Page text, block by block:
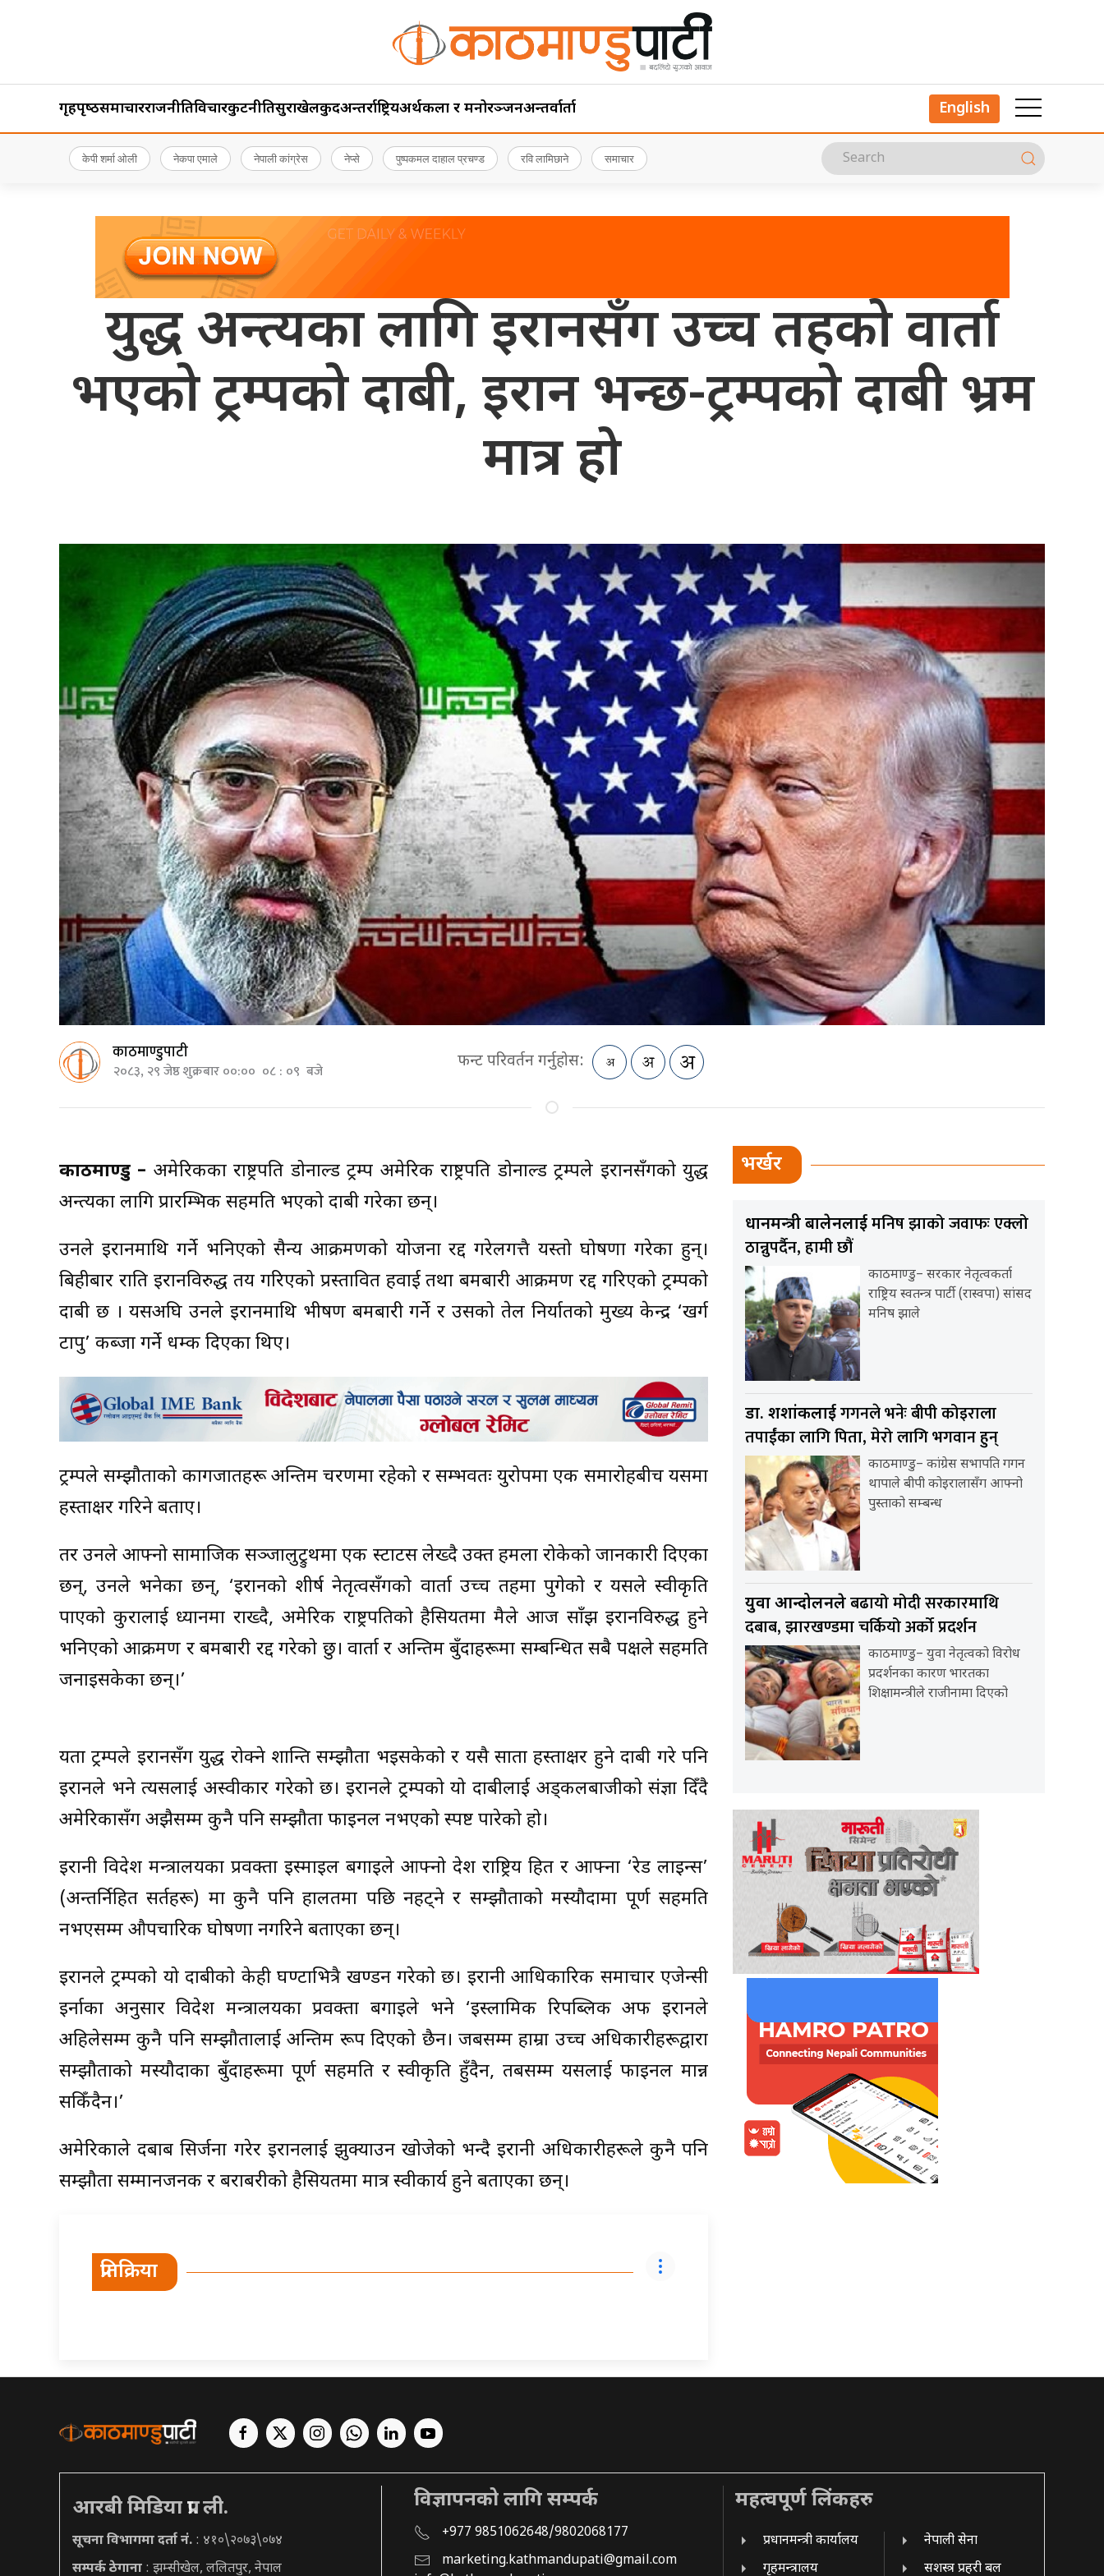
गृहपृष्‍ठसमाचारराजनीतिविचारकुटनीतिसुरक्षाखेलकुदअन्तर्राष्ट्रियअर्थकला र मनोरञ्जनअन्तर्वार्ता English
केपी शर्मा ओली नेकपा एमाले नेपाली कांग्रेस नेप्से पुष्पकमल दाहाल प्रचण्ड रवि लामिछाने समाचार
युद्ध अन्त्यका लागि इरानसँग उच्च तहको वार्ता
भएको ट्रम्पको दाबी, इरान भन्छ-ट्रम्पको दाबी भ्रम
मात्र हो
काठमाण्डुपाटी
२०८३, २९ जेष्ठ शुक्रबार ००:०० ०८ : ०९ बजे फन्ट परिवर्तन गर्नुहोस:
काठमाण्डु – अमेरिकका राष्ट्रपति डोनाल्ड ट्रम्प अमेरिकी राष्ट्रपति डोनाल्ड ट्रम्पले इरानसँगको युद्ध
अन्त्यका लागि प्रारम्भिक सहमति भएको दाबी गरेका छन्।
उनले इरानमाथि गर्ने भनिएको सैन्य आक्रमणको योजना रद्द गरेलगत्तै यस्तो घोषणा गरेका हुन्।
बिहीबार राति इरानविरुद्ध तय गरिएको प्रस्तावित हवाई तथा बमबारी आक्रमण रद्द गरिएको ट्रम्पको
दाबी छ । यसअघि उनले इरानमाथि भीषण बमबारी गर्ने र उसको तेल निर्यातको मुख्य केन्द्र ‘खर्ग
टापु’ कब्जा गर्ने धम्की दिएका थिए।
ट्रम्पले सम्झौताको कागजातहरू अन्तिम चरणमा रहेको र सम्भवतः युरोपमा एक समारोहबीच यसमा
हस्ताक्षर गरिने बताए।
तर उनले आफ्नो सामाजिक सञ्जालुट्रुथमा एक स्टाटस लेख्दै उक्त हमला रोकेको जानकारी दिएका
छन्, उनले भनेका छन्, ‘इरानको शीर्ष नेतृत्वसँगको वार्ता उच्च तहमा पुगेको र यसले स्वीकृति
पाएको कुरालाई ध्यानमा राख्दै, अमेरिकी राष्ट्रपतिको हैसियतमा मैले आज साँझ इरानविरुद्ध हुने
भनिएको आक्रमण र बमबारी रद्द गरेको छु। वार्ता र अन्तिम बुँदाहरूमा सम्बन्धित सबै पक्षले सहमति
जनाइसकेका छन्।’
यता ट्रम्पले इरानसँग युद्ध रोक्ने शान्ति सम्झौता भइसकेको र यसै साता हस्ताक्षर हुने दाबी गरे पनि
इरानले भने त्यसलाई अस्वीकार गरेको छ। इरानले ट्रम्पको यो दाबीलाई अड्कलबाजीको संज्ञा दिँदै
अमेरिकासँग अझैसम्म कुनै पनि सम्झौता फाइनल नभएको स्पष्ट पारेको हो।
इरानी विदेश मन्त्रालयका प्रवक्ता इस्माइल बगाइले आफ्नो देश राष्ट्रिय हित र आफ्ना ‘रेड लाइन्स’
(अन्तर्निहित सर्तहरू) मा कुनै पनि हालतमा पछि नहट्ने र सम्झौताको मस्यौदामा पूर्ण सहमति
नभएसम्म औपचारिक घोषणा नगरिने बताएका छन्।
इरानले ट्रम्पको यो दाबीको केही घण्टाभित्रै खण्डन गरेको छ। इरानी आधिकारिक समाचार एजेन्सी
इर्नाका अनुसार विदेश मन्त्रालयका प्रवक्ता बगाइले भने ‘इस्लामिक रिपब्लिक अफ इरानले
अहिलेसम्म कुनै पनि सम्झौतालाई अन्तिम रूप दिएको छैन। जबसम्म हाम्रा उच्च अधिकारीहरूद्वारा
सम्झौताको मस्यौदाका बुँदाहरूमा पूर्ण सहमति र स्वीकृति हुँदैन, तबसम्म यसलाई फाइनल मान्न
सकिँदैन।’
अमेरिकाले दबाब सिर्जना गरेर इरानलाई झुक्याउन खोजेको भन्दै इरानी अधिकारीहरूले कुनै पनि
सम्झौता सम्मानजनक र बराबरीको हैसियतमा मात्र स्वीकार्य हुने बताएका छन्।
प्रतिक्रिया
भर्खर
प्रधानमन्त्री बालेनलाईमनिष झाको जवाफः एक्लो
ठान्नुपर्दैन, हामी छौं
काठमाण्डु– सरकार नेतृत्वकर्ता
राष्ट्रिय स्वतन्त्र पार्टी (रास्वपा) सांसद
मनिष झाले
डा. शशांकलाईगगनले भनेः बीपी कोइराला
तपाईंका लागि पिता, मेरो लागि भगवान हुन्
काठमाण्डु– कांग्रेस सभापति गगन
थापाले बीपी कोइरालासँग आफ्नो
पुस्ताको सम्बन्ध
युवा आन्दोलनलेबढायो मोदी सरकारमाथि
दबाब, झारखण्डमा चर्कियो अर्को प्रदर्शन
काठमाण्डु– युवा नेतृत्वको विरोध
प्रदर्शनका कारण भारतका
शिक्षामन्त्रीले राजीनामा दिएको
आरबी मिडिया प्रा. ली.
सूचना विभागमा दर्ता नं. : ४१०\२०७३\०७४
सम्पर्क ठेगाना : झम्सीखेल, ललितपुर, नेपाल
विज्ञापनको लागि सम्पर्क
+977 9851062648/9802068177
marketing.kathmandupati@gmail.com
महत्वपूर्ण लिंकहरु
प्रधानमन्त्री कार्यालय
गृहमन्त्रालय
नेपाली सेना
सशस्त्र प्रहरी बल